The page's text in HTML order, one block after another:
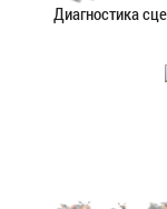
Диагностика